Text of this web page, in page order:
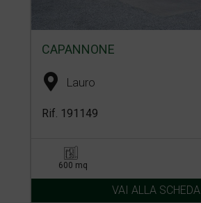
CAPANNONE
Lauro
Rif. 191149
600 mq
VAI ALLA SCHEDA